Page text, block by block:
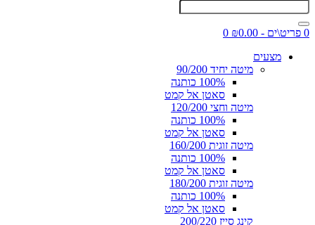
0 פריט\ים - ₪0.00
0
מצעים
מיטה יחיד 90/200
100% כותנה
סאטן אל קמט
מיטה וחצי 120/200
100% כותנה
סאטן אל קמט
מיטה זוגית 160/200
100% כותנה
סאטן אל קמט
מיטה זוגית 180/200
100% כותנה
סאטן אל קמט
קינג סייז 200/220